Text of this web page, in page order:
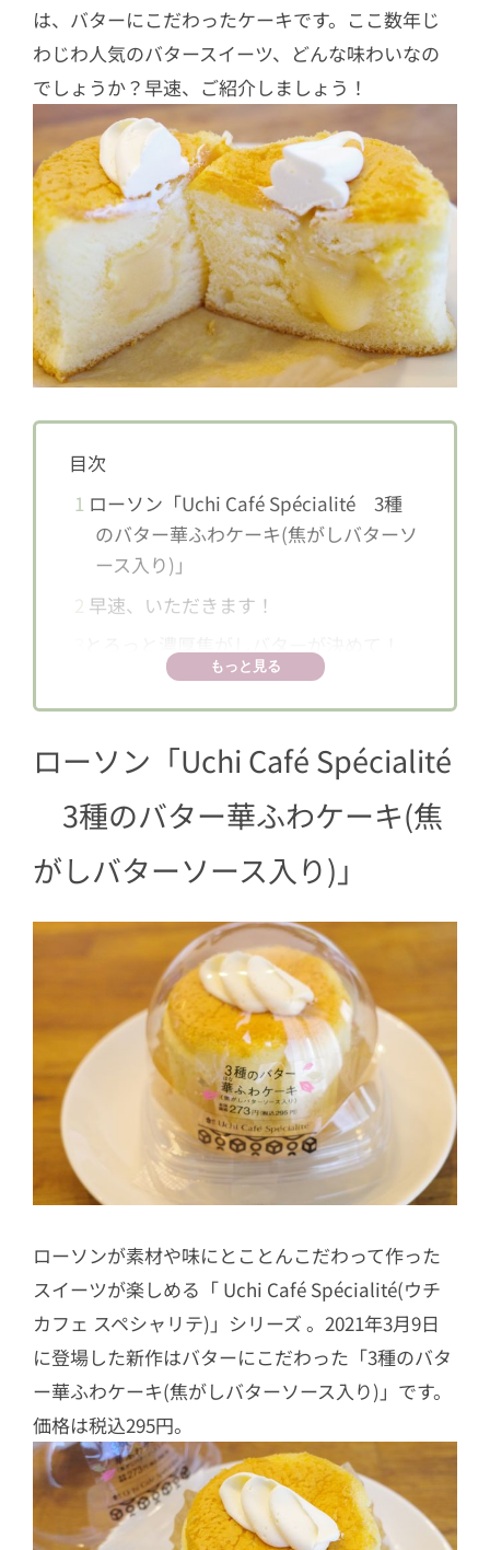
は、バターにこだわったケーキです。ここ数年じ
わじわ人気のバタースイーツ、どんな味わいなの
でしょうか？早速、ご紹介しましょう！
目次
1 ローソン「Uchi Café Spécialité 3種
のバター華ふわケーキ(焦がしバターソ
ース入り)」
2 早速、いただきます！
もっと見る
ローソン「Uchi Café Spécialité
3種のバター華ふわケーキ(焦
がしバターソース入り)」
ローソンが素材や味にとことんこだわって作った
スイーツが楽しめる「 Uchi Café Spécialité(ウチ
カフェ スペシャリテ)」シリーズ 。2021年3月9日
に登場した新作はバターにこだわった「3種のバタ
ー華ふわケーキ(焦がしバターソース入り)」です。
価格は税込295円。